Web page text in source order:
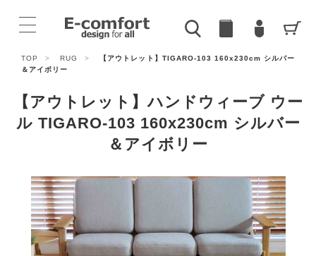
TOP > RUG >
【アウトレット】TIGARO-103 160x230cm シルバー
＆アイボリー
【アウトレット】ハンドウィーブ ウー
ル TIGARO-103 160x230cm シルバー
＆アイボリー